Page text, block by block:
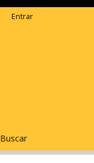
Buscar
Entrar